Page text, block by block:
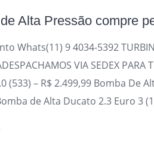
Alta Pressão compre
Whats(11) 9 4034-5392
VIA SEDEX
(533) – R$ 2.499,99 Bomba De
de Alta Ducato 2.3 Euro 3